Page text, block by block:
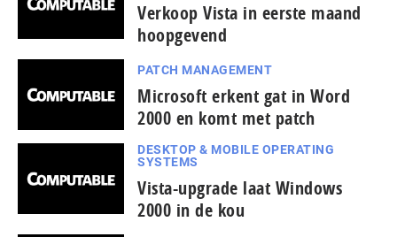
Verkoop Vista in eerste maand
hoopgevend
PATCH MANAGEMENT
Microsoft erkent gat in Word
2000 en komt met patch
DESKTOP & MOBILE OPERATING
SYSTEMS
Vista-upgrade laat Windows
2000 in de kou